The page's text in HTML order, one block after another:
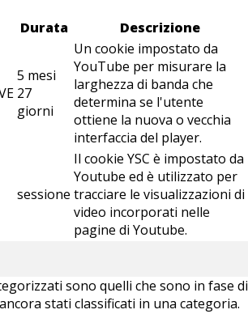
Durata Descrizione
5 mesi
27
giorni
Un cookie impostato da
YouTube per misurare la
larghezza di banda che
determina se l'utente
ottiene la nuova o vecchia
interfaccia del player.
sessione
Il cookie YSC è impostato da
Youtube ed è utilizzato per
tracciare le visualizzazioni di
video incorporati nelle
pagine di Youtube.
sono quelli che sono in fase di
stati classificati in una categoria.